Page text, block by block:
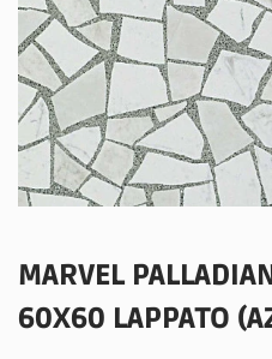
MARVEL
60X60 LAPPATO